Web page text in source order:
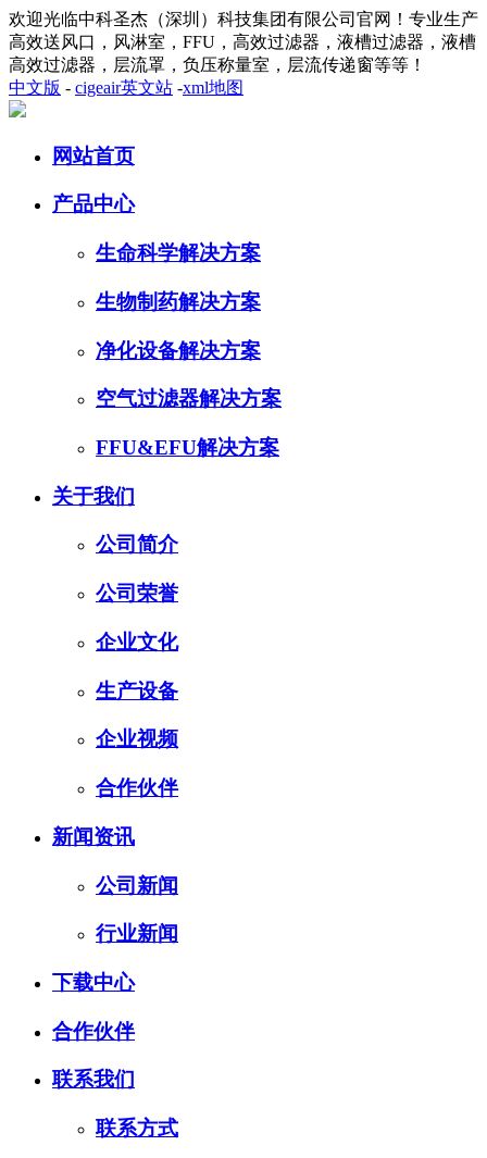
欢迎光临中科圣杰（深圳）科技集团有限公司官网！专业生产
高效送风口，风淋室，FFU，高效过滤器，液槽过滤器，液槽
高效过滤器，层流罩，负压称量室，层流传递窗等等！
中文版 - cigeair英文站 -xml地图
网站首页
产品中心
生命科学解决方案
生物制药解决方案
净化设备解决方案
空气过滤器解决方案
FFU&EFU解决方案
关于我们
公司简介
公司荣誉
企业文化
生产设备
企业视频
合作伙伴
新闻资讯
公司新闻
行业新闻
下载中心
合作伙伴
联系我们
联系方式